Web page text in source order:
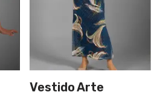
Vestido Arte